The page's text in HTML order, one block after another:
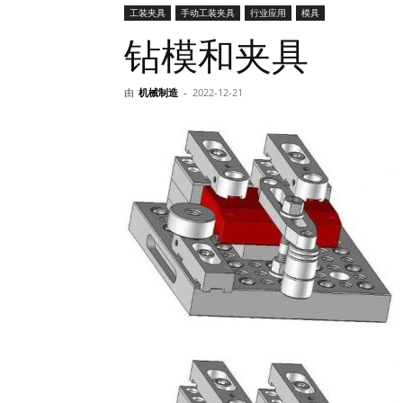
工装夹具 手动工装夹具 行业应用 模具
钻模和夹具
由 机械制造 - 2022-12-21